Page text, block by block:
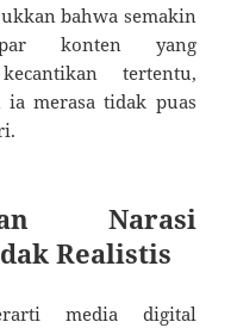
bahwa semakin
konten yang
tertentu,
merasa tidak puas
Narasi
Realistis
media digital